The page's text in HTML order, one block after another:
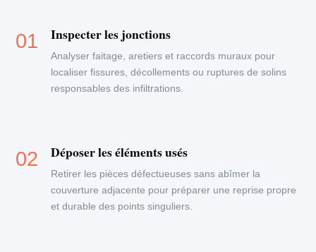
Inspecter les jonctions
Analyser faitage, aretiers et raccords muraux pour
localiser fissures, décollements ou ruptures de solins
responsables des infiltrations.
Déposer les éléments usés
Retirer les pièces défectueuses sans abîmer la
couverture adjacente pour préparer une reprise propre
et durable des points singuliers.